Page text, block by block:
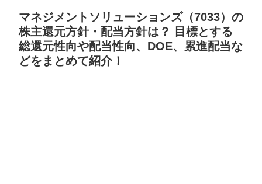
マネジメントソリューションズ（7033）の
株主還元方針・配当方針は？ 目標とする
総還元性向や配当性向、DOE、累進配当な
どをまとめて紹介！